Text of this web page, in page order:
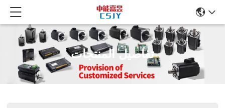
تفاصيل المنتجات